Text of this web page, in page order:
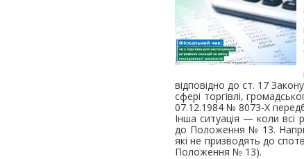
відповідно до ст. 17
сфері торгівлі,
07.12.1984 № 8073-Х
Інша ситуація — коли всі
до Положення № 13.
які не призводять до
Положення № 13).